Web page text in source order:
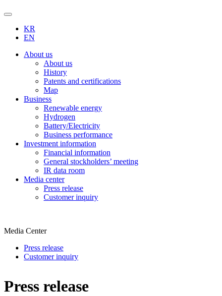
KR
EN
About us
About us
History
Patents and certifications
Map
Business
Renewable energy
Hydrogen
Battery/Electricity
Business performance
Investment information
Financial information
General stockholders’ meeting
IR data room
Media center
Press release
Customer inquiry
Media Center
Press release
Customer inquiry
Press release